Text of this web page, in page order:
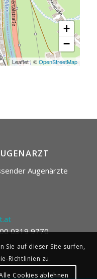
+
−
Leaflet| ©OpenStreetMap
Augenärzte
0319 9770
Sie auf dieser Site surfen,
Richtlinien zu.
Cookies ablehnen